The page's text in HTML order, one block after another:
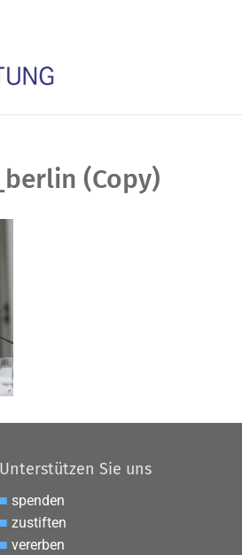
(Copy)
Unterstützen Sie uns
■ spenden
■ zustiften
■ vererben